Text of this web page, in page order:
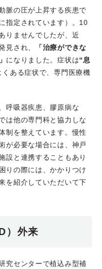
PCI & Imaging
科長がLIVE Operatorを務
Case reportがCirculation
。
reportがEuropean
Publishされました。
核医学会 地域別教育研修
井上智裕医師が講師を務
事業管理者表彰（上
之医師がシンポジウム3
器学会 近畿地方会で、 吉
期研修医セッション 優秀
脈の圧が上昇する疾患で
指定されています）。10
りませんでしたが、近
見され、
「治療ができな
になりました。症状は“息
くある症状で、専門医療機
呼吸器疾患、膠原病な
は他の専門科と協力しな
制を整えています。慢性
が必要な場合には、神戸
設と連携することもあり
りの際には、かかりつけ
を紹介していただいて下
）外来
究センターで植込み型補